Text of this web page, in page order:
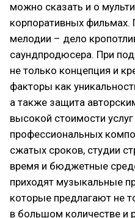
можно сказать и о
корпоративных
мелодии – дело
саундпродюсера. При
не только концепция и
факторы как
а также защита
высокой стоимости
профессиональных
сжатых сроков, студии
время и бюджетные
приходят музыкальные
которые предлагают не
в большом количестве и